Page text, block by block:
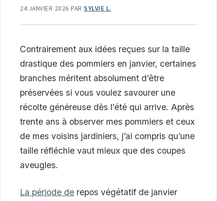
24 JANVIER 2026 PAR SYLVIE L.
Contrairement aux idées reçues sur la taille
drastique des pommiers en janvier, certaines
branches méritent absolument d’être
préservées si vous voulez savourer une
récolte généreuse dès l’été qui arrive. Après
trente ans à observer mes pommiers et ceux
de mes voisins jardiniers, j’ai compris qu’une
taille réfléchie vaut mieux que des coupes
aveugles.
La période de repos végétatif de janvier